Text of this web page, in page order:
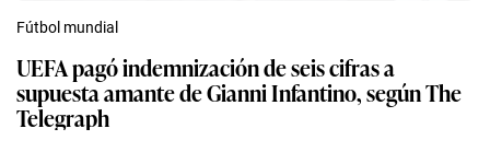
Fútbol mundial
UEFA pagó indemnización de seis cifras a
supuesta amante de Gianni Infantino, según The
Telegraph